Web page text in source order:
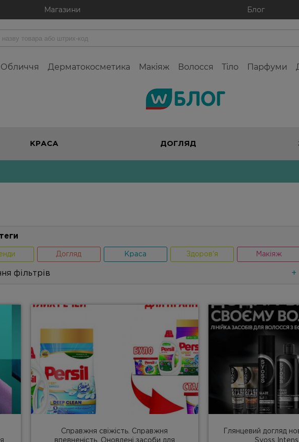
Магазини Блог
Обличчя Дерматокосметика Макіяж Волосся Тіло Парфуми
блог
КРАСА ДОГЛЯД
Догляд Краса Здоров'я Макіяж
фільтрів +
Справжня свіжість. Справжня
впевненість. Оновлені засоби для
Глянцевий догляд
Syoss